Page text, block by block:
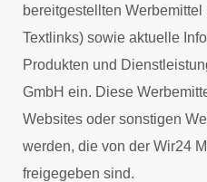
bereitgestellten Werbemittel
Textlinks) sowie aktuelle
Produkten und
GmbH ein. Diese
Websites oder sonstigen
werden, die von der Wir24
freigegeben sind.